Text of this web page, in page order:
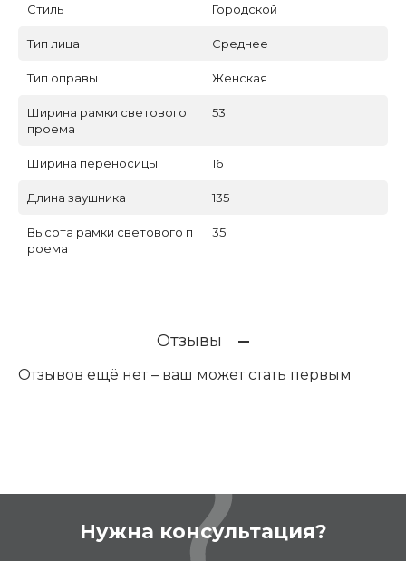
Стиль Городской
Тип лица Среднее
Тип оправы Женская
Ширина рамки светового
проема
53
Ширина переносицы 16
Длина заушника 135
Высота рамки светового п
роема
35
Отзывы
Отзывов ещё нет – ваш может стать первым
Нужна консультация?